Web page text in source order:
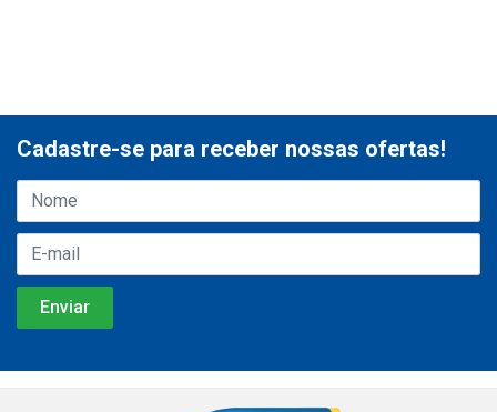
Cadastre-se para receber nossas ofertas!